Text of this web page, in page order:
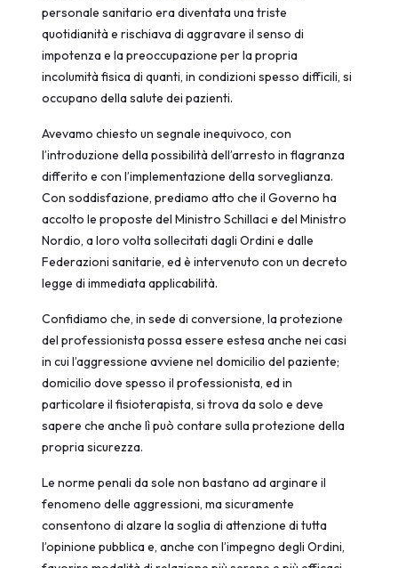
personale sanitario era diventata una triste
quotidianità e rischiava di aggravare il senso di
impotenza e la preoccupazione per la propria
incolumità fisica di quanti, in condizioni spesso difficili, si
occupano della salute dei pazienti.
Avevamo chiesto un segnale inequivoco, con
l’introduzione della possibilità dell’arresto in flagranza
differito e con l’implementazione della sorveglianza.
Con soddisfazione, prediamo atto che il Governo ha
accolto le proposte del Ministro Schillaci e del Ministro
Nordio, a loro volta sollecitati dagli Ordini e dalle
Federazioni sanitarie, ed è intervenuto con un decreto
legge di immediata applicabilità.
Confidiamo che, in sede di conversione, la protezione
del professionista possa essere estesa anche nei casi
in cui l’aggressione avviene nel domicilio del paziente;
domicilio dove spesso il professionista, ed in
particolare il fisioterapista, si trova da solo e deve
sapere che anche lì può contare sulla protezione della
propria sicurezza.
Le norme penali da sole non bastano ad arginare il
fenomeno delle aggressioni, ma sicuramente
consentono di alzare la soglia di attenzione di tutta
l’opinione pubblica e, anche con l’impegno degli Ordini,